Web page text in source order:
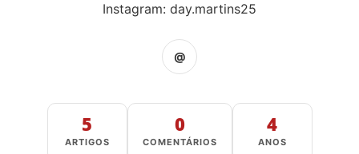
Instagram: day.martins25
@
5
ARTIGOS
0
COMENTÁRIOS
4
ANOS